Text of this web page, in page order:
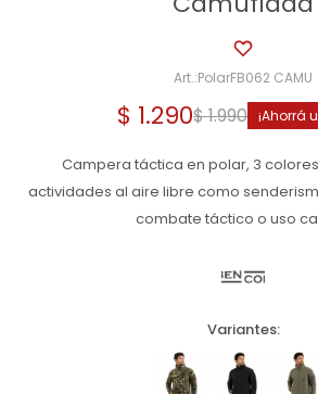
PolarFB062 CAMU
$ 1.290$1.990
Campera táctica en polar, 3
actividades al aire libre como
combate táctico o uso
Variantes: